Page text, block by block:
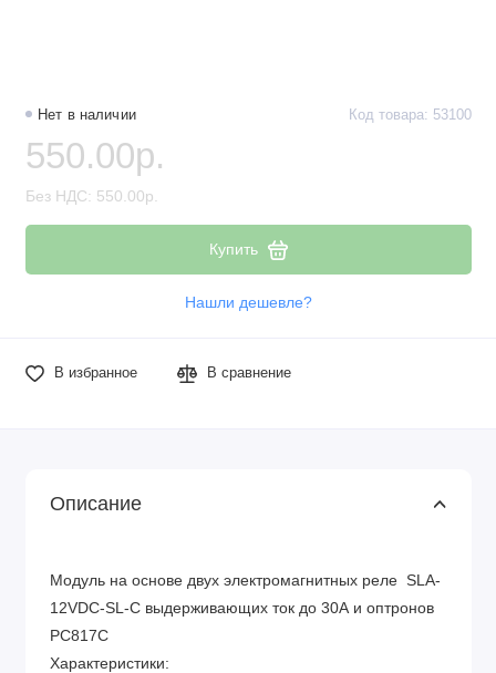
Нет в наличии Код товара: 53100
550.00р.
Без НДС: 550.00р.
Купить
Нашли дешевле?
В избранное В сравнение
Описание
Модуль на основе двух электромагнитных реле SLA-
12VDC-SL-C выдерживающих ток до 30А и оптронов
PC817C
Характеристики: